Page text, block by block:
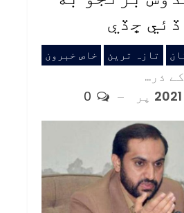
ڇڏي
تازہ ترین خاص خبرون
کے ذریعہ
پر